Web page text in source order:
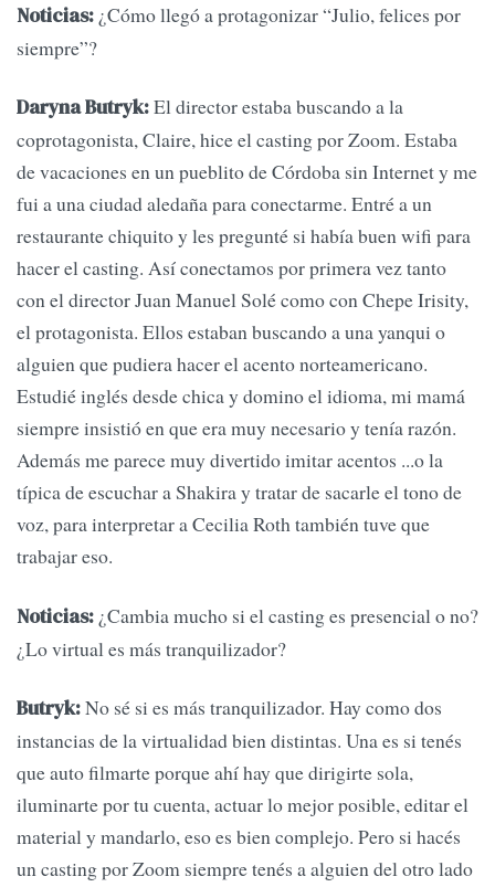
Noticias: ¿Cómo llegó a protagonizar “Julio, felices por
siempre”?
Daryna Butryk:El director estaba buscando a la
coprotagonista, Claire, hice el casting por Zoom. Estaba
de vacaciones en un pueblito de Córdoba sin Internet y me
fui a una ciudad aledaña para conectarme. Entré a un
restaurante chiquito y les pregunté si había buen wifi para
hacer el casting. Así conectamos por primera vez tanto
con el director Juan Manuel Solé como con Chepe Irisity,
el protagonista. Ellos estaban buscando a una yanqui o
alguien que pudiera hacer el acento norteamericano.
Estudié inglés desde chica y domino el idioma, mi mamá
siempre insistió en que era muy necesario y tenía razón.
Además me parece muy divertido imitar acentos ...o la
típica de escuchar a Shakira y tratar de sacarle el tono de
voz, para interpretar a Cecilia Roth también tuve que
trabajar eso.
Noticias: ¿Cambia mucho si el casting es presencial o no?
¿Lo virtual es más tranquilizador?
Butryk:No sé si es más tranquilizador. Hay como dos
instancias de la virtualidad bien distintas. Una es si tenés
que auto filmarte porque ahí hay que dirigirte sola,
iluminarte por tu cuenta, actuar lo mejor posible, editar el
material y mandarlo, eso es bien complejo. Pero si hacés
un casting por Zoom siempre tenés a alguien del otro lado